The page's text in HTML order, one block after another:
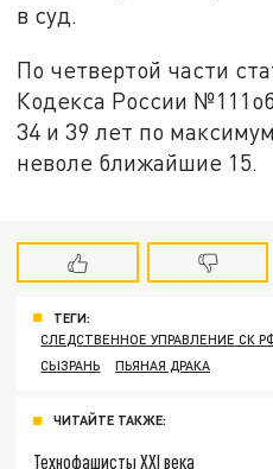
в суд.
По четвертой части
Кодекса России
34 и 39 лет по
неволе ближайшие 15.
ТЕГИ:
СЛЕДСТВЕННОЕ УПРАВЛЕНИЕ СК
СЫЗРАНЬ
ПЬЯНАЯ ДРАКА
ЧИТАЙТЕ ТАКЖЕ:
Технофашисты XXI века